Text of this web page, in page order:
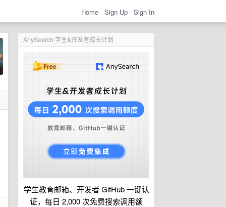
Home Sign Up Sign In
AnySearch 学生&开发者成长计划
学生教育邮箱、开发者 GitHub 一键认
证，每日 2,000 次免费搜索调用额